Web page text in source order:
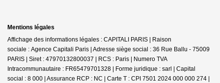
Mentions légales
Affichage des informations légales : CAPITALI PARIS | Raison
sociale : Agence Capitali Paris | Adresse siège social : 36 Rue Ballu - 75009
PARIS | Siret : 47970132800037 | RCS : Paris | Numero TVA
Intracommunautaire : FR65479701328 | Forme juridique : sarl | Capital
social : 8 000 | Assurance RCP : NC | Carte T : CPI 7501 2024 000 000 274 |